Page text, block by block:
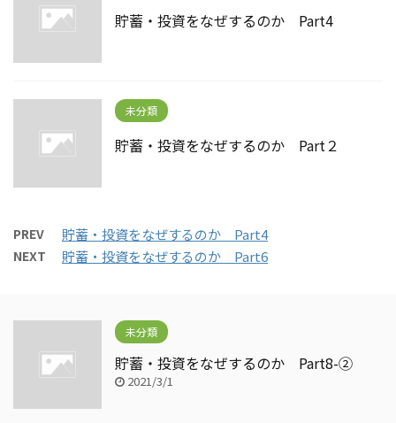
貯蓄・投資をなぜするのか Part4
未分類
貯蓄・投資をなぜするのか Part２
PREV 貯蓄・投資をなぜするのか Part4
NEXT 貯蓄・投資をなぜするのか Part6
未分類
貯蓄・投資をなぜするのか Part8-②
2021/3/1